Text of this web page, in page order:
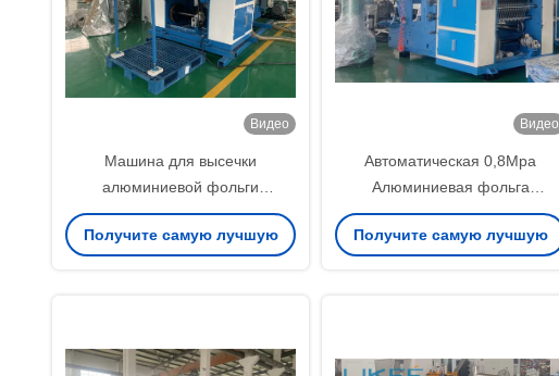
Видео
Машина для высечки
алюминиевой фольги
толщиной 0,015 мм, высокая
точность подачи
Получите самую лучшую
Видео
Автоматическая 0,8Mpa
Алюминиевая фольга
переворачивающая машина
двойные валы ленты
Получите самую лучшую